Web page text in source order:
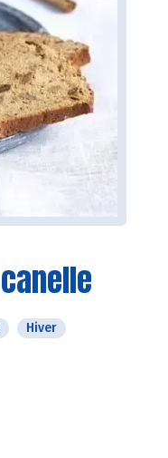
Hiver